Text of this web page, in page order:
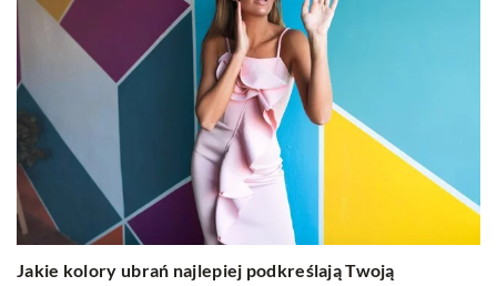
Jakie kolory ubrań najlepiej podkreślają Twoją